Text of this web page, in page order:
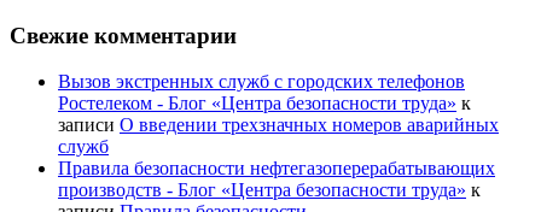
Свежие комментарии
Вызов экстренных служб с городских телефонов
Ростелеком - Блог «Центра безопасности труда» к
записи О введении трехзначных номеров аварийных
служб
Правила безопасности нефтегазоперерабатывающих
производств - Блог «Центра безопасности труда» к